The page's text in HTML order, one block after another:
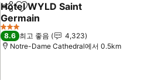
공유 즐겨찾기에 추가
Hotel WYLD Saint
Germain
3 성급
8.6 최고 좋음
4,323
Notre-Dame Cathedral에서 0.5km